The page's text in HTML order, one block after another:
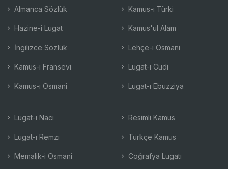
Almanca Sözlük
Hazine-i Lugat
İngilizce Sözlük
Kamus-ı Fransevi
Kamus-ı Osmani
Kamus-ı Türki
Kamus'ul Alam
Lehçe-i Osmani
Lugat-ı Cudi
Lugat-ı Ebuzziya
Lugat-ı Naci
Lugat-ı Remzi
Memalik-i Osmani
Resimli Kamus
Türkçe Kamus
Coğrafya Lugatı